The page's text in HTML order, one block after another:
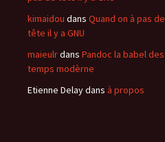
kimaidou dans Quand on à pas de
tête il y a GNU
maieulrdans Pandoc la babel des
temps modèrne
Etienne Delaydans à propos